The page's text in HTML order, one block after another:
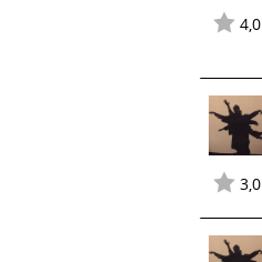
4,0
3,0